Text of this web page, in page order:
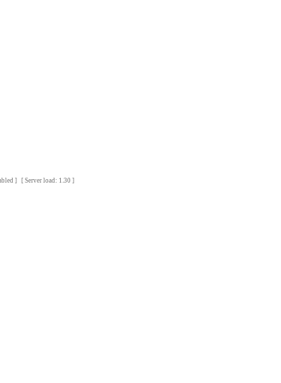
] [ Server load: 1.30 ]